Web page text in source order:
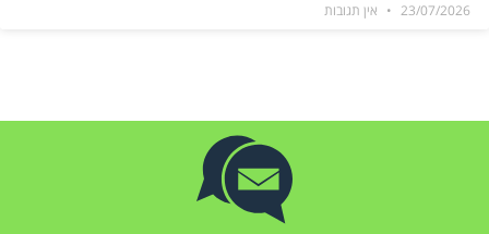
23/07/2026 אין תגובות